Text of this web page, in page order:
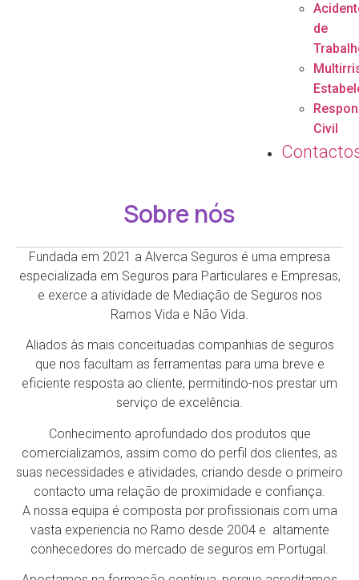
de
Civil
DATA
Sobre nós
Fundada em 2021 a Alverca Seguros é uma empresa
especializada em Seguros para Particulares e Empresas,
e exerce a atividade de Mediação de Seguros nos
Ramos Vida e Não Vida.
Aliados às mais conceituadas companhias de seguros
que nos facultam as ferramentas para uma breve e
eficiente resposta ao cliente, permitindo-nos prestar um
serviço de excelência.
Conhecimento aprofundado dos produtos que
comercializamos, assim como do perfil dos clientes, as
suas necessidades e atividades, criando desde o primeiro
contacto uma relação de proximidade e confiança.
A nossa equipa é composta por profissionais com uma
vasta experiencia no Ramo desde 2004 e altamente
conhecedores do mercado de seguros em Portugal.